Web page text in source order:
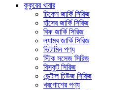
কুকুরের খাবার
চিকেন জার্কি সিরিজ
হাঁসের জার্কি সিরিজ
বিফ জার্কি সিরিজ
ল্যাম্ব জার্কি সিরিজ
ভিটামিন পণ্য
স্টিক সসেজ সিরিজ
বিস্কুট সিরিজ
ডেন্টাল চিউজ সিরিজ
খরগোশের পণ্য